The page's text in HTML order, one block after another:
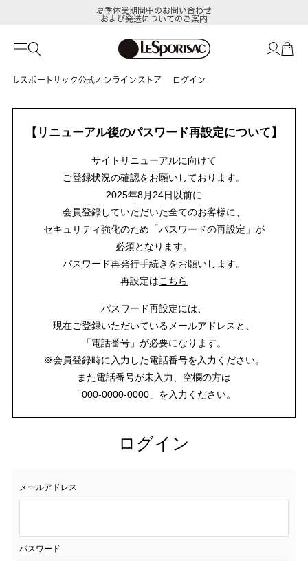
夏季休業期間中のお問い合わせ
および発送についてのご案内
レスポートサック公式オンラインストア ログイン
【リニューアル後のパスワード再設定について】
サイトリニューアルに向けて
ご登録状況の確認をお願いしております。
2025年8月24日以前に
会員登録していただいた全てのお客様に、
セキュリティ強化のため「パスワードの再設定」が
必須となります。
パスワード再発行手続きをお願いします。
再設定はこちら
パスワード再設定には、
現在ご登録いただいているメールアドレスと、
「電話番号」が必要になります。
※会員登録時に入力した電話番号を入力ください。
また電話番号が未入力、空欄の方は
「000-0000-0000」を入力ください。
ログイン
メールアドレス
パスワード